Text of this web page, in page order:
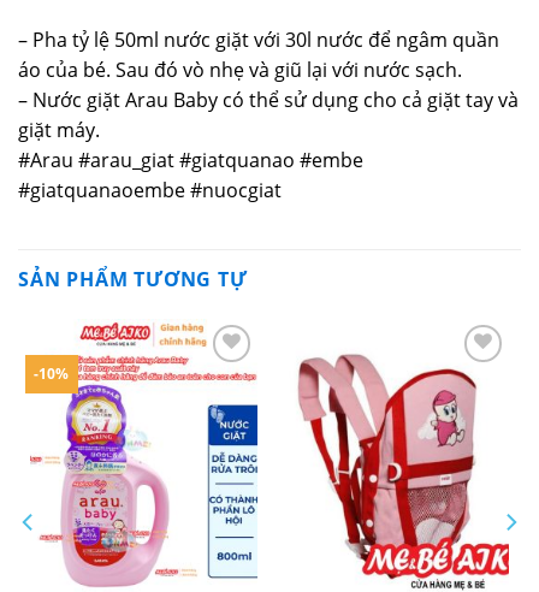
– Pha tỷ lệ 50ml nước giặt với 30l nước để ngâm quần
áo của bé. Sau đó vò nhẹ và giũ lại với nước sạch.
– Nước giặt Arau Baby có thể sử dụng cho cả giặt tay và
giặt máy.
#Arau #arau_giat #giatquanao #embe
#giatquanaoembe #nuocgiat
SẢN PHẨM TƯƠNG TỰ
-10%